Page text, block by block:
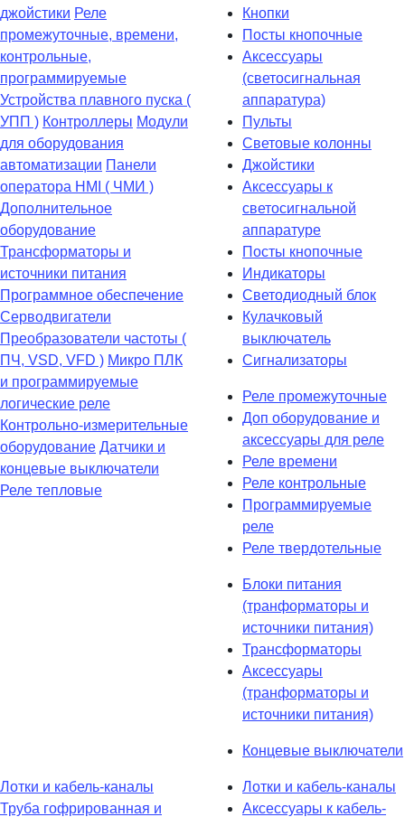
джойстики Реле
промежуточные, времени,
контрольные,
программируемые
Устройства плавного пуска (
УПП ) Контроллеры Модули
для оборудования
автоматизации Панели
оператора HMI ( ЧМИ )
Дополнительное
оборудование
Транcформаторы и
источники питания
Программное обеспечение
Серводвигатели
Преобразователи частоты (
ПЧ, VSD, VFD ) Микро ПЛК
и программируемые
логические реле
Контрольно-измерительные
оборудование Датчики и
концевые выключатели
Реле тепловые
Кнопки
Посты кнопочные
Аксессуары
(светосигнальная
аппаратура)
Пульты
Световые колонны
Джойстики
Аксессуары к
светосигнальной
аппаратуре
Посты кнопочные
Индикаторы
Светодиодный блок
Кулачковый
выключатель
Сигнализаторы
Реле промежуточные
Доп оборудование и
аксессуары для реле
Реле времени
Реле контрольные
Программируемые
реле
Реле твердотельные
Блоки питания
(транформаторы и
источники питания)
Трансформаторы
Аксессуары
(транформаторы и
источники питания)
Концевые выключатели
Лотки и кабель-каналы
Труба гофрированная и
Лотки и кабель-каналы
Аксессуары к кабель-